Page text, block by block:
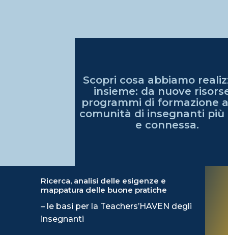
Scopri cosa abbiamo
insieme: da nuove
programmi di formazione
comunità di insegnanti
e connessa.
Ricerca, analisi delle esigenze e
mappatura delle buone pratiche
– le basi per la Teachers’HAVEN degli
insegnanti